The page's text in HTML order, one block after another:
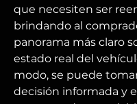
que necesiten ser
brindando al
panorama más claro
estado real del
modo, se puede
decisión informada y